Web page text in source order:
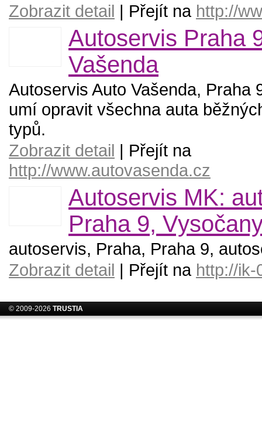
Zobrazit detail | Přejít na http://
Autoservis Praha
Vašenda
Autoservis Auto Vašenda, Praha
umí opravit všechna auta
typů.
Zobrazit detail | Přejít na
http://www.autovasenda.cz
Autoservis MK:
Praha 9,
autoservis, Praha, Praha 9,
Zobrazit detail | Přejít na http://
© 2009-2026 TRUSTIA